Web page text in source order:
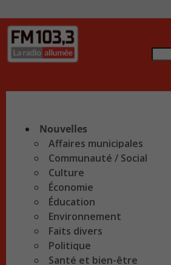
Nouvelles
Affaires municipales
Communauté / Social
Culture
Économie
Éducation
Environnement
Faits divers
Politique
Santé et bien-être